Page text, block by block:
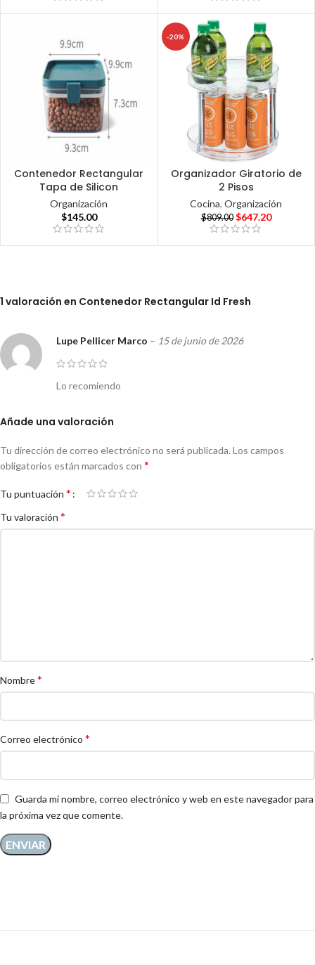
Contenedor Rectangular
Tapa de Silicon
Organización
$145.00
-20%
Organizador Giratorio de
2 Pisos
Cocina,Organización
$809.00 $647.20
1 valoración en Contenedor Rectangular Id Fresh
Lupe Pellicer Marco – 15 de junio de 2026
Lo recomiendo
Añade una valoración
Tu dirección de correo electrónico no será publicada. Los campos
obligatorios están marcados con *
Tu puntuación *
Tu valoración *
Nombre*
Correo electrónico *
Guarda mi nombre, correo electrónico y web en este navegador para
la próxima vez que comente.